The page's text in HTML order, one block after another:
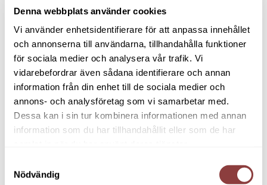
Denna webbplats använder cookies
Vi använder enhetsidentifierare för att anpassa innehållet
och annonserna till användarna, tillhandahålla funktioner
för sociala medier och analysera vår trafik. Vi
vidarebefordrar även sådana identifierare och annan
information från din enhet till de sociala medier och
annons- och analysföretag som vi samarbetar med.
Dessa kan i sin tur kombinera informationen med annan
information som du har tillhandahållit eller som de har
Nödvändig
Nya regler för utbyggnad av hus utan
bygglov
Skrivet avNina dendecember 1, 2025.
Nya regler för bygglovsfri tillbyggnad från 1 december 2025 Från
den 1 december 2025 blir det tillåtet att bygga ut ett befintligt hus
med...